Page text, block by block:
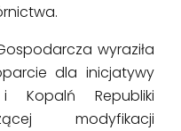
wyraziła
dla inicjatywy
i Kopalń Republiki
modyfikacji